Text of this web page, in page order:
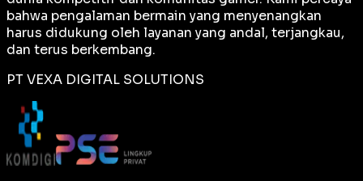
bahwa pengalaman bermain yang menyenangkan
harus didukung oleh layanan yang andal, terjangkau,
dan terus berkembang.
PT VEXA DIGITAL SOLUTIONS